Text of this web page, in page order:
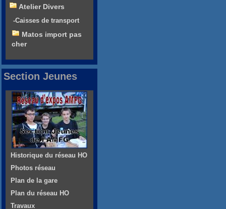
Atelier Divers
-Caisses de transport
Matos import pas
cher
Section Jeunes
Historique du réseau HO
Photos réseau
Plan de la gare
Plan du réseau HO
Travaux